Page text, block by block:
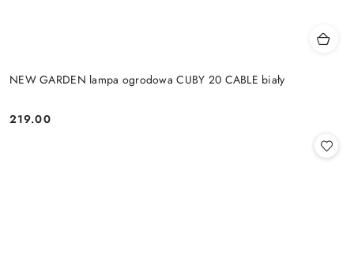
NEW GARDEN lampa ogrodowa CUBY 20 CABLE biały
Cena:
219.00